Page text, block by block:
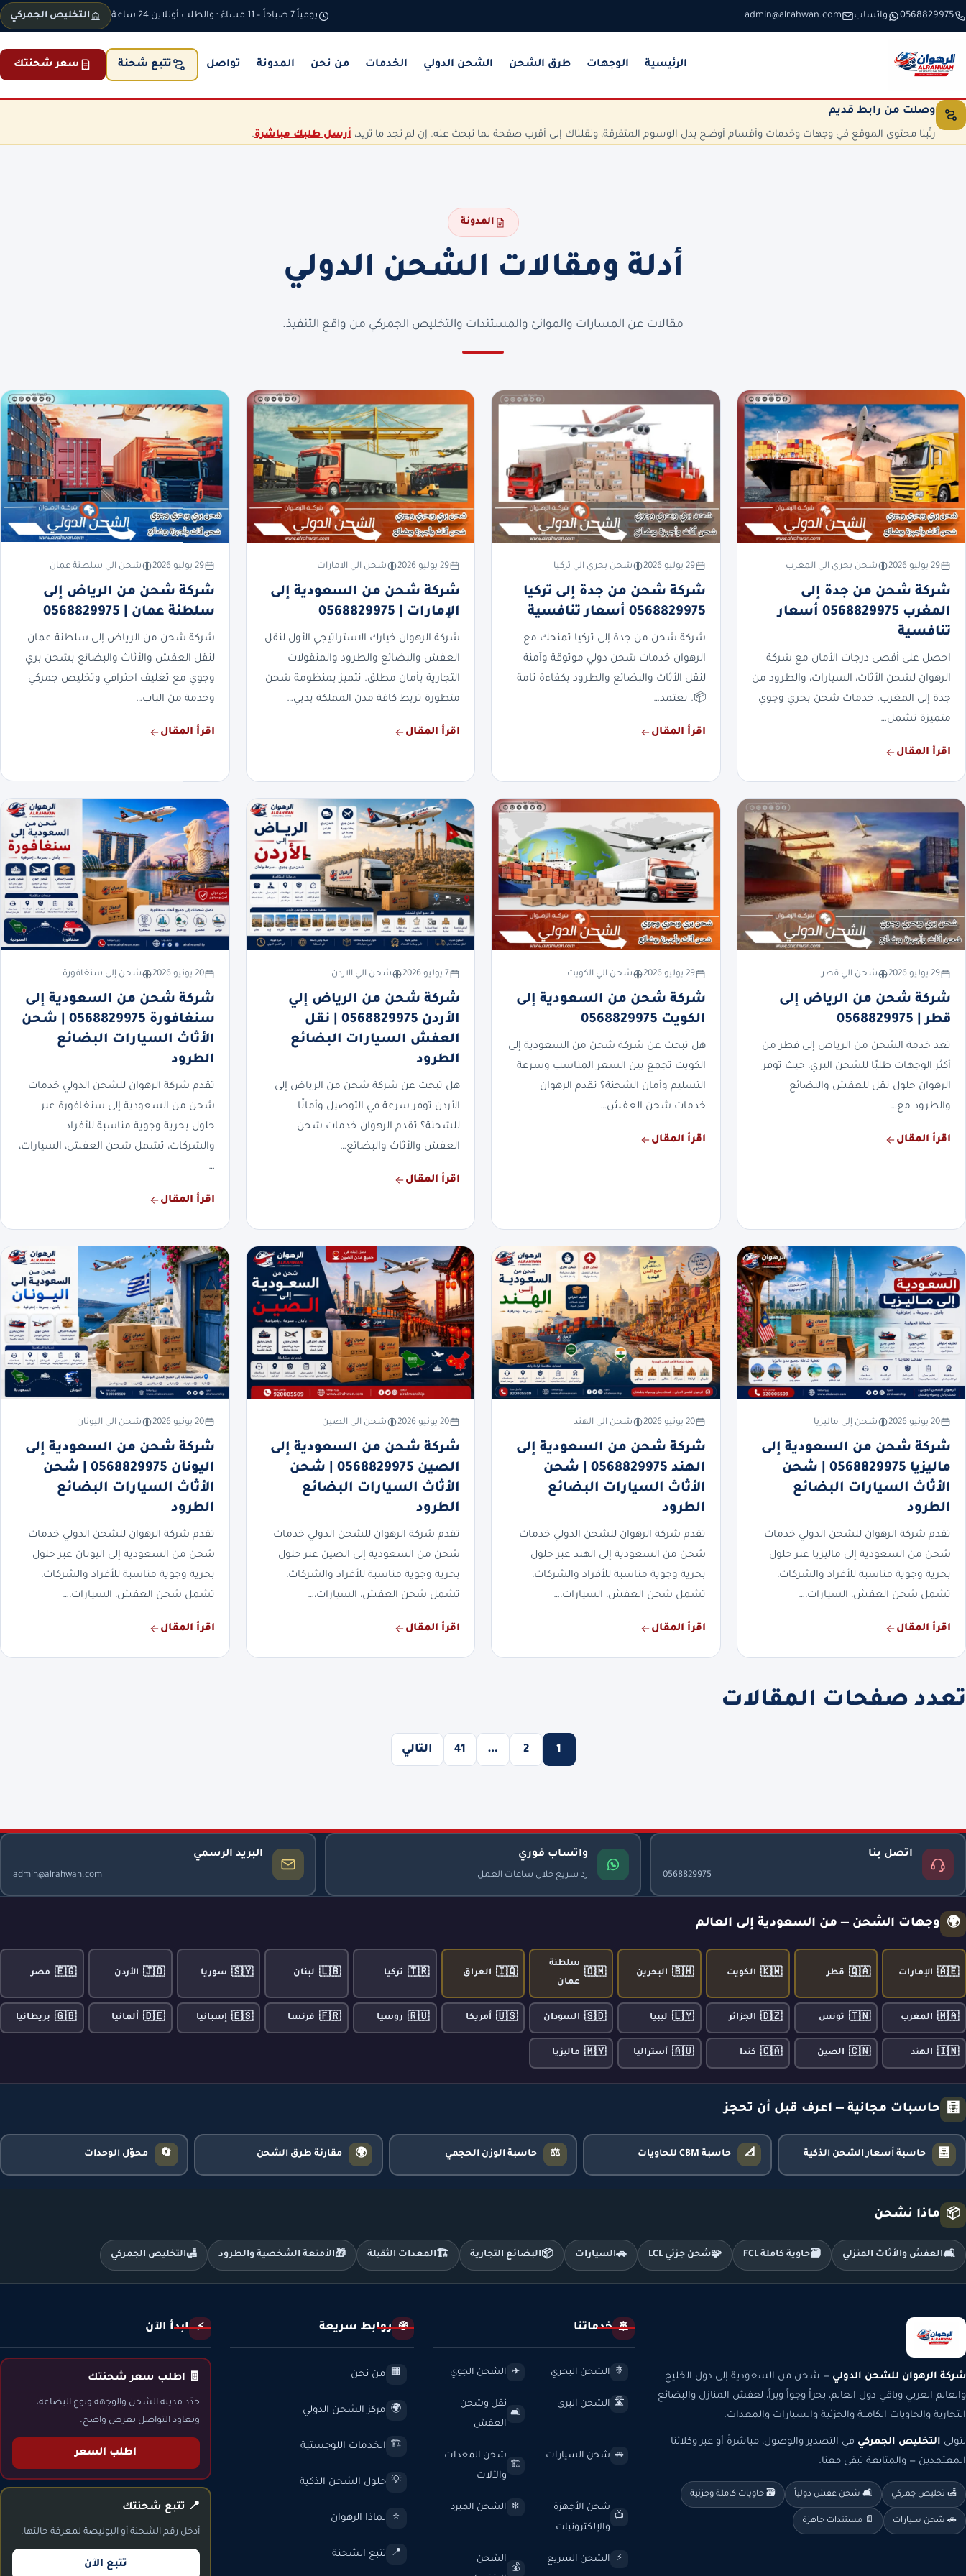
تخطَّ إلى المحتوى
0568829975 واتساب admin@alrahwan.com يومياً 7 صباحاً – 11 مساءً · والطلب أونلاين 24 ساعة التخليص الجمركي
الرئيسية الوجهات طرق الشحن الشحن الدولي الخدمات من نحن المدونة تواصل تتبع شحنة سعر شحنتك
وصلت من رابط قديم
رتّبنا محتوى الموقع في وجهات وخدمات وأقسام أوضح بدل الوسوم المتفرقة، ونقلناك إلى أقرب صفحة لما تبحث عنه. إن لم تجد ما تريد، أرسل طلبك مباشرة.
المدونة
أدلة ومقالات الشحن الدولي
مقالات عن المسارات والموانئ والمستندات والتخليص الجمركي من واقع التنفيذ.
29 يوليو 2026 شحن بحري الي المغرب
شركة شحن من جدة إلى
المغرب 0568829975 أسعار
تنافسية
احصل على أقصى درجات الأمان مع شركة
الرهوان لشحن الأثاث، السيارات، والطرود من
جدة إلى المغرب. خدمات شحن بحري وجوي
متميزة تشمل…
اقرأ المقال
29 يوليو 2026 شحن بحري الي تركيا
شركة شحن من جدة إلى تركيا
0568829975 أسعار تنافسية
شركة شحن من جدة إلى تركيا تمنحك مع
الرهوان خدمات شحن دولي موثوقة وآمنة
لنقل الأثاث والبضائع والطرود بكفاءة تامة
📦. نعتمد…
اقرأ المقال
29 يوليو 2026 شحن الي الامارات
شركة شحن من السعودية إلى
الإمارات | 0568829975
شركة الرهوان خيارك الاستراتيجي الأول لنقل
العفش والبضائع والطرود والمنقولات
التجارية بأمان مطلق. نتميز بمنظومة شحن
متطورة تربط كافة مدن المملكة بدبي…
اقرأ المقال
29 يوليو 2026 شحن الي سلطنة عمان
شركة شحن من الرياض إلى
سلطنة عمان | 0568829975
شركة شحن من الرياض إلى سلطنة عمان
لنقل العفش والأثاث والبضائع بشحن بري
وجوي مع تغليف احترافي وتخليص جمركي
وخدمة من الباب…
اقرأ المقال
29 يوليو 2026 شحن الي قطر
شركة شحن من الرياض إلى
قطر | 0568829975
تعد خدمة الشحن من الرياض إلى قطر من
أكثر الوجهات طلبًا للشحن البري، حيث توفر
الرهوان حلول نقل للعفش والبضائع
والطرود مع…
اقرأ المقال
29 يوليو 2026 شحن الي الكويت
شركة شحن من السعودية إلى
الكويت 0568829975
هل تبحث عن شركة شحن من السعودية إلى
الكويت تجمع بين السعر المناسب وسرعة
التسليم وأمان الشحنة؟ تقدم الرهوان
خدمات شحن العفش…
اقرأ المقال
7 يوليو 2026 شحن الي الاردن
شركة شحن من الرياض إلي
الأردن 0568829975 | نقل
العفش السيارات البضائع
الطرود
هل تبحث عن شركة شحن من الرياض إلى
الأردن توفر سرعة في التوصيل وأمانًا
للشحنة؟ تقدم الرهوان خدمات شحن
العفش والأثاث والبضائع…
اقرأ المقال
20 يونيو 2026 شحن إلى سنغافورة
شركة شحن من السعودية إلى
سنغافورة 0568829975 | شحن
الأثاث السيارات البضائع
الطرود
تقدم شركة الرهوان للشحن الدولي خدمات
شحن من السعودية إلى سنغافورة عبر
حلول بحرية وجوية مناسبة للأفراد
والشركات، تشمل شحن العفش، السيارات،
…
اقرأ المقال
20 يونيو 2026 شحن إلى ماليزيا
شركة شحن من السعودية إلى
ماليزيا 0568829975 | شحن
الأثاث السيارات البضائع
الطرود
تقدم شركة الرهوان للشحن الدولي خدمات
شحن من السعودية إلى ماليزيا عبر حلول
بحرية وجوية مناسبة للأفراد والشركات،
تشمل شحن العفش، السيارات،…
اقرأ المقال
20 يونيو 2026 شحن الى الهند
شركة شحن من السعودية إلى
الهند 0568829975 | شحن
الأثاث السيارات البضائع
الطرود
تقدم شركة الرهوان للشحن الدولي خدمات
شحن من السعودية إلى الهند عبر حلول
بحرية وجوية مناسبة للأفراد والشركات،
تشمل شحن العفش، السيارات،…
اقرأ المقال
20 يونيو 2026 شحن الى الصين
شركة شحن من السعودية إلى
الصين 0568829975 | شحن
الأثاث السيارات البضائع
الطرود
تقدم شركة الرهوان للشحن الدولي خدمات
شحن من السعودية إلى الصين عبر حلول
بحرية وجوية مناسبة للأفراد والشركات،
تشمل شحن العفش، السيارات،…
اقرأ المقال
20 يونيو 2026 شحن الى اليونان
شركة شحن من السعودية إلى
اليونان 0568829975 | شحن
الأثاث السيارات البضائع
الطرود
تقدم شركة الرهوان للشحن الدولي خدمات
شحن من السعودية إلى اليونان عبر حلول
بحرية وجوية مناسبة للأفراد والشركات،
تشمل شحن العفش، السيارات،…
اقرأ المقال
تعدد صفحات المقالات
1
2
…
41 التالي
اتصل بنا
0568829975
واتساب فوري
رد سريع خلال ساعات العمل
البريد الرسمي
admin@alrahwan.com
🌍 وجهات الشحن — من السعودية إلى العالم
🇦🇪 الإمارات 🇶🇦 قطر 🇰🇼 الكويت 🇧🇭 البحرين 🇴🇲
سلطنة
عمان
🇮🇶 العراق 🇹🇷 تركيا 🇱🇧 لبنان 🇸🇾 سوريا 🇯🇴 الأردن 🇪🇬 مصر
🇲🇦 المغرب 🇹🇳 تونس 🇩🇿 الجزائر 🇱🇾 ليبيا 🇸🇩 السودان 🇺🇸 أمريكا 🇷🇺 روسيا 🇫🇷 فرنسا 🇪🇸 إسبانيا 🇩🇪 ألمانيا 🇬🇧 بريطانيا
🇮🇳 الهند 🇨🇳 الصين 🇨🇦 كندا 🇦🇺 أستراليا 🇲🇾 ماليزيا
🧮 حاسبات مجانية — اعرف قبل أن تحجز
🧮 حاسبة أسعار الشحن الذكية 📐 حاسبة CBM للحاويات ⚖️ حاسبة الوزن الحجمي 🌍 مقارنة طرق الشحن 🔄 محوّل الوحدات
📦 ماذا نشحن
🛋️العفش والأثاث المنزلي 🗃️حاوية كاملة FCL 🧩شحن جزئي LCL 🚗السيارات 📦البضائع التجارية 🏗️المعدات الثقيلة 🎁الأمتعة الشخصية والطرود 🛃التخليص الجمركي
شركة الرهوان للشحن الدولي — شحن من السعودية إلى دول الخليج
والعالم العربي وباقي دول العالم، بحراً وجواً وبراً، لعفش المنازل والبضائع
التجارية والحاويات الكاملة والجزئية والسيارات والمعدات.
نتولى التخليص الجمركي في التصدير والوصول، مباشرةً أو عبر وكلائنا
المعتمدين — والمتابعة تبقى معنا.
🛃 تخليص جمركي 🛋️ شحن عفش دولياً 🗃️ حاويات كاملة وجزئية
🚗 شحن سيارات 📄 مستندات جاهزة
🚢 خدماتنا
🚢 الشحن البحري ✈️ الشحن الجوي
🛣️ الشحن البري
🛋️
نقل وشحن
العفش
🚗 شحن السيارات
🏗️
شحن المعدات
والآلات
📺
شحن الأجهزة
والإلكترونيات
❄️ الشحن المبرد
⚡ الشحن السريع
💰
الشحن
🧭 روابط سريعة
🏢 من نحن
🌍 مركز الشحن الدولي
🏗️ الخدمات اللوجستية
💡 حلول الشحن الذكية
⭐ لماذا الرهوان
📍 تتبع الشحنة
⚡ ابدأ الآن
🧾 اطلب سعر شحنتك
حدّد مدينة الشحن والوجهة ونوع البضاعة،
ونعاود التواصل بعرض واضح.
اطلب السعر
📍 تتبع شحنتك
أدخل رقم الشحنة أو البوليصة لمعرفة حالتها.
تتبع الآن